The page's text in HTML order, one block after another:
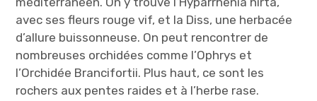
avec ses fleurs rouge vif, et la Diss, une herbacée
d’allure buissonneuse. On peut rencontrer de
nombreuses orchidées comme l’Ophrys et
l’Orchidée Brancifortii. Plus haut, ce sont les
rochers aux pentes raides et à l’herbe rase.